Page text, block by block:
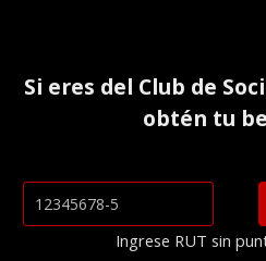
Si eres del Club de
obtén tu
Ingrese RUT sin